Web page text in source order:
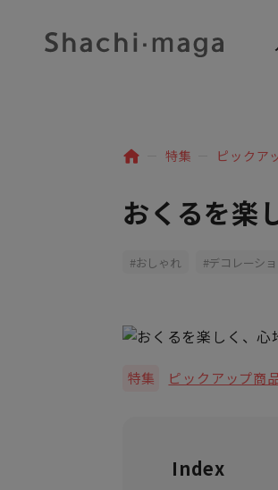
特集 ピックア
おくるを楽
おしゃれ デコレーシ
特集 ピックアップ商
Index